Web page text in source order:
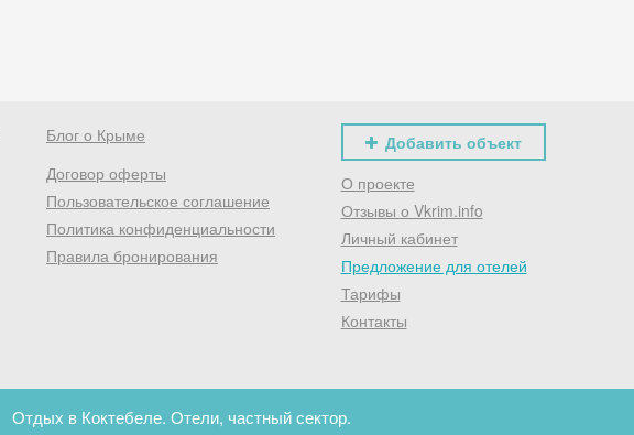
Блог о Крыме
Договор оферты
Пользовательское соглашение
Политика конфиденциальности
Правила бронирования
Добавить объект
О проекте
Отзывы о Vkrim.info
Личный кабинет
Предложение для отелей
Тарифы
Контакты
Отдых в Коктебеле. Отели, частный сектор.